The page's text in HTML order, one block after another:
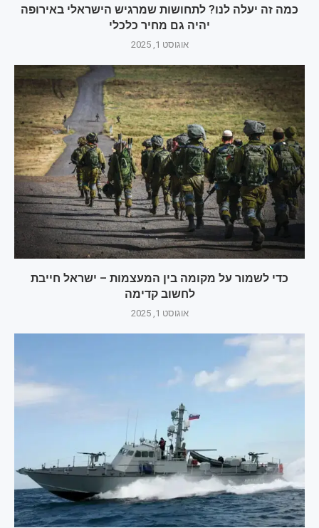
כמה זה יעלה לנו? לתחושות שמרגיש הישראלי באירופה
יהיה גם מחיר כלכלי
אוגוסט 1, 2025
כדי לשמור על מקומה בין המעצמות – ישראל חייבת
לחשוב קדימה
אוגוסט 1, 2025